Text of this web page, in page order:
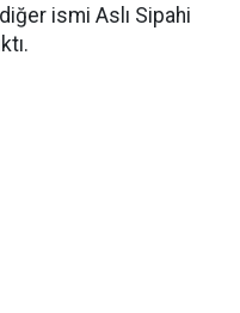
ismi Aslı Sipahi